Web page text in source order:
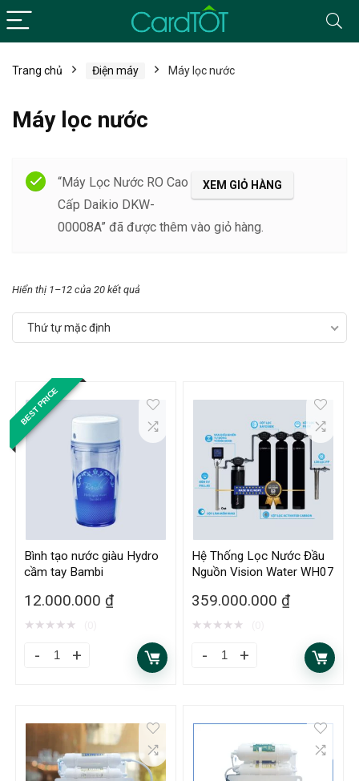
Trang chủ Điện máy Máy lọc nước
Máy lọc nước
XEM GIỎ HÀNG
“Máy Lọc Nước RO Cao
Cấp Daikio DKW-
00008A” đã được thêm vào giỏ hàng.
Hiển thị 1–12 của 20 kết quả
Thứ tự mặc định
BEST PRICE
Bình tạo nước giàu Hydro
cầm tay Bambi
12.000.000 ₫
★ ★ ★ ★ ★
Hệ Thống Lọc Nước Đầu
Nguồn Vision Water WH07
359.000.000 ₫
★ ★ ★ ★ ★